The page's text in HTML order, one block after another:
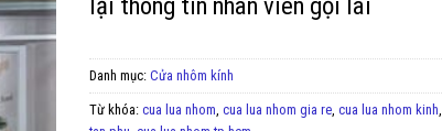
lại thông tin nhân viên gọi lai
Danh mục: Cửa nhôm kính
Từ khóa: cua lua nhom, cua lua nhom gia re, cua lua nhom kinh,